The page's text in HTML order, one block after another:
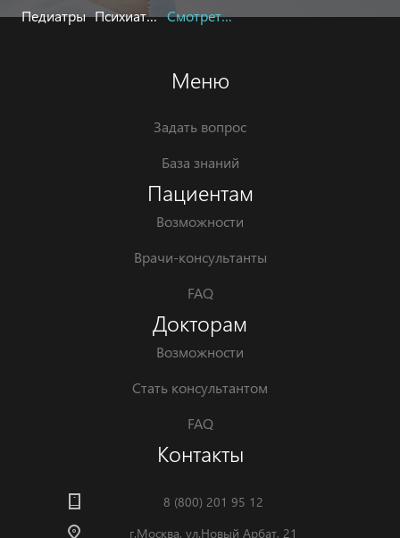
Педиатры
Психиатры Смотреть все
Меню
Задать вопрос
База знаний
Пациентам
Возможности
Врачи-консультанты
FAQ
Докторам
Возможности
Стать консультантом
FAQ
Контакты
8 (800) 201 95 12
г.Москва, ул.Новый Арбат, 21